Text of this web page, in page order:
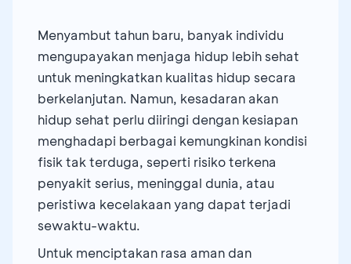
Menyambut tahun baru, banyak individu
mengupayakan menjaga hidup lebih sehat
untuk meningkatkan kualitas hidup secara
berkelanjutan. Namun, kesadaran akan
hidup sehat perlu diiringi dengan kesiapan
menghadapi berbagai kemungkinan kondisi
fisik tak terduga, seperti risiko terkena
penyakit serius, meninggal dunia, atau
peristiwa kecelakaan yang dapat terjadi
sewaktu-waktu.
Untuk menciptakan rasa aman dan